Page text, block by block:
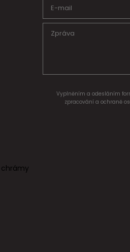
Vyplněním a odesláním
zpracování a ochraně